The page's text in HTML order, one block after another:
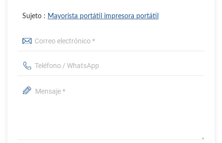
Sujeto : Mayorista portátil impresora portátil